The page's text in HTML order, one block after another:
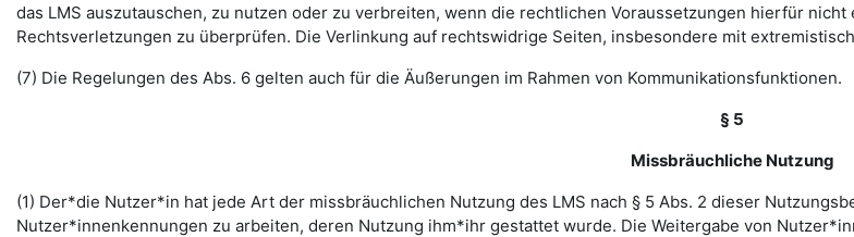
das LMS auszutauschen, zu nutzen oder zu verbreiten, wenn die rechtlichen Voraussetzungen hierfür
Rechtsverletzungen zu überprüfen. Die Verlinkung auf rechtswidrige Seiten, insbesondere mit
(7) Die Regelungen des Abs. 6 gelten auch für die Äußerungen im Rahmen von Kommunikationsfunktionen.
§ 5
Missbräuchliche Nutzung
(1) Der*die Nutzer*in hat jede Art der missbräuchlichen Nutzung des LMS nach § 5 Abs. 2 dieser
Nutzer*innenkennungen zu arbeiten, deren Nutzung ihm*ihr gestattet wurde. Die Weitergabe von